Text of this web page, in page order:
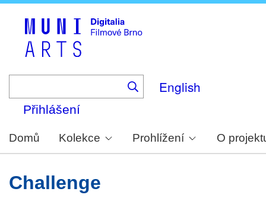
English
Přihlášení
Domů Kolekce Prohlížení O
Challenge